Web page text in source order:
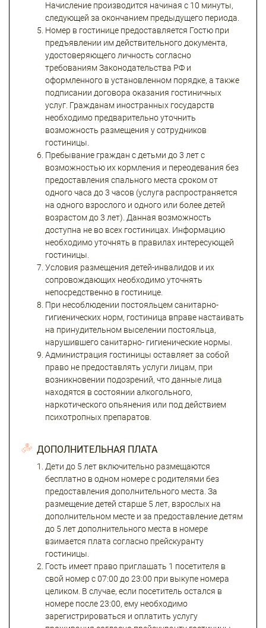
Начисление производится начиная с 10 минуты,
следующей за окончанием предыдущего периода.
Номер в гостинице предоставляется Гостю при
предъявлении им действительного документа,
удостоверяющего личность согласно
требованиям Законодательства РФ и
оформленного в установленном порядке, а также
подписании договора оказания гостиничных
услуг. Гражданам иностранных государств
необходимо предварительно уточнить
возможность размещения у сотрудников
гостиницы.
Пребывание граждан с детьми до 3 лет с
возможностью их кормления и переодевания без
предоставления спального места сроком от
одного часа до 3 часов (услуга распространяется
на одного взрослого и одного или более детей
возрастом до 3 лет). Данная возможность
доступна не во всех гостиницах. Информацию
необходимо уточнять в правилах интересующей
гостиницы.
Условия размещения детей-инвалидов и их
сопровождающих необходимо уточнять
непосредственно в гостинице.
При несоблюдении постояльцем санитарно-
гигиенических норм, гостиница вправе настаивать
на принудительном выселении постояльца,
нарушившего санитарно- гигиенические нормы.
Администрация гостиницы оставляет за собой
право не предоставлять услуги лицам, при
возникновении подозрений, что данные лица
находятся в состоянии алкогольного,
наркотического опьянения или под действием
психотропных препаратов.
ДОПОЛНИТЕЛЬНАЯ ПЛАТА
Дети до 5 лет включительно размещаются
бесплатно в одном номере с родителями без
предоставления дополнительного места. За
размещение детей старше 5 лет, взрослых на
дополнительном месте и за предоставление детям
до 5 лет дополнительного места в номере
взимается плата согласно прейскуранту
гостиницы.
Гость имеет право приглашать 1 посетителя в
свой номер с 07:00 до 23:00 при выкупе номера
целиком. В случае, если посетитель остался в
номере после 23:00, ему необходимо
зарегистрироваться и оплатить услугу